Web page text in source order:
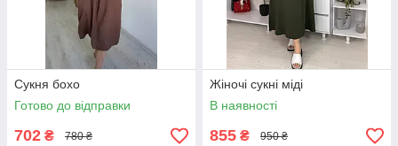
Сукня бохо
Готово до відправки
702 ₴ 780 ₴
Жіночі сукні міді
В наявності
855 ₴ 950 ₴